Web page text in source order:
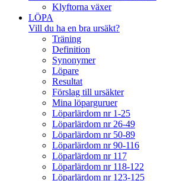
Klyftorna växer
LÖPA
Vill du ha en bra ursäkt?
Träning
Definition
Synonymer
Löpare
Resultat
Förslag till ursäkter
Mina löparguruer
Löparlärdom nr 1-25
Löparlärdom nr 26-49
Löparlärdom nr 50-89
Löparlärdom nr 90-116
Löparlärdom nr 117
Löparlärdom nr 118-122
Löparlärdom nr 123-125